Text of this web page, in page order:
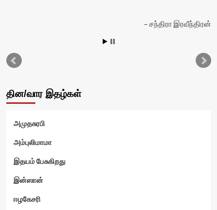
சந்திரா இரவீந்திரன்
தின/வார இதழ்கள்
அமுதசுரபி
அம்புலிமாமா
இதயம் பேசுகிறது
இன்ஸான்
ஈழகேசரி